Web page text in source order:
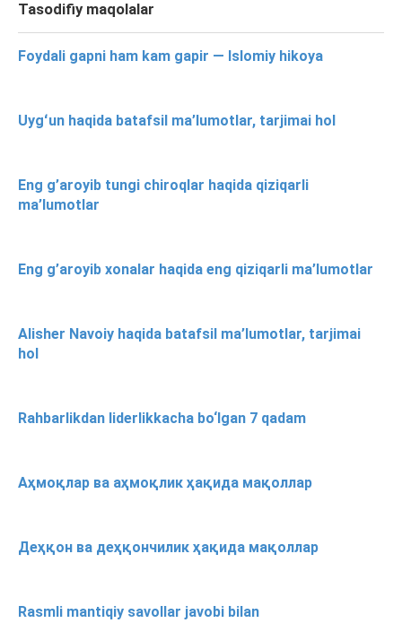
Tasodifiy maqolalar
Foydali gapni ham kam gapir — Islomiy hikoya
Uygʻun haqida batafsil ma’lumotlar, tarjimai hol
Eng g’aroyib tungi chiroqlar haqida qiziqarli
ma’lumotlar
Eng g’aroyib xonalar haqida eng qiziqarli ma’lumotlar
Alisher Navoiy haqida batafsil ma’lumotlar, tarjimai
hol
Rahbarlikdan liderlikkacha bo‘lgan 7 qadam
Аҳмоқлар ва аҳмоқлик ҳақида мақоллар
Деҳқон ва деҳқончилик ҳақида мақоллар
Rasmli mantiqiy savollar javobi bilan